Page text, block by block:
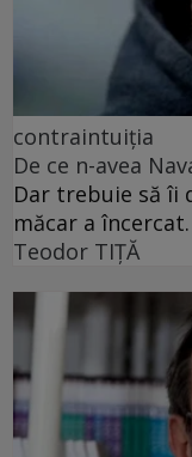
contraintuiția
De ce n-avea
Dar trebuie să îi
măcar a
Teodor TIŢĂ